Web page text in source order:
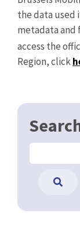
the data used
metadata
access the
Region, click